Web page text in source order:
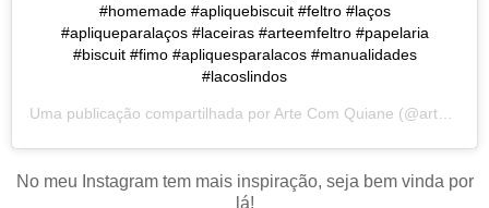
#homemade #apliquebiscuit #feltro #laços
#apliqueparalaços #laceiras #arteemfeltro #papelaria
#biscuit #fimo #apliquesparalacos #manualidades
#lacoslindos
Uma publicação compartilhada porArte Com Quiane (@artecomquiane) em
No meu Instagram tem mais inspiração, seja bem vinda por
lá!